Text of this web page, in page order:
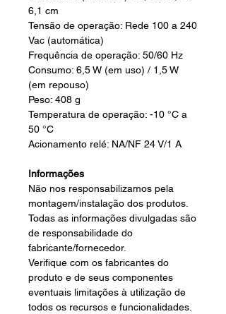
6,1 cm
Tensão de operação: Rede 100 a 240
Vac (automática)
Frequência de operação: 50/60 Hz
Consumo: 6,5 W (em uso) / 1,5 W
(em repouso)
Peso: 408 g
Temperatura de operação: -10 °C a
50 °C
Acionamento relé: NA/NF 24 V/1 A
Informações
Não nos responsabilizamos pela
montagem/instalação dos produtos.
Todas as informações divulgadas são
de responsabilidade do
fabricante/fornecedor.
Verifique com os fabricantes do
produto e de seus componentes
eventuais limitações à utilização de
todos os recursos e funcionalidades.